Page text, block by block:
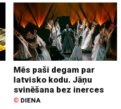
Mēs paši degam par
latvisko kodu. Jāņu
svinēšana bez inerces
© DIENA